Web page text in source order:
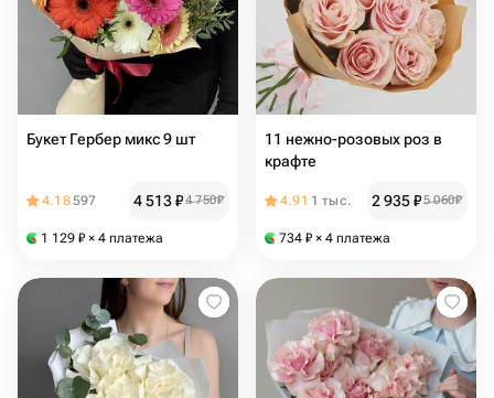
Букет Гербер микс 9 шт
4.18597 4 513₽4 750₽
1 129 ₽ × 4 платежа
11 нежно-розовых роз в
крафте
4.91 1 тыс. 2 935₽5 060₽
734 ₽ × 4 платежа